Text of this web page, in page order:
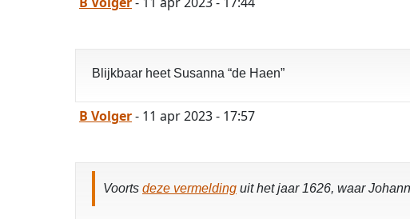
Blijkbaar heet Susanna “de Haen”
B Volger- 11 apr 2023 - 17:57
Voorts deze vermelding uit het jaar 1626, waar